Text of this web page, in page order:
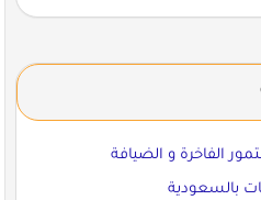
بالسعودية